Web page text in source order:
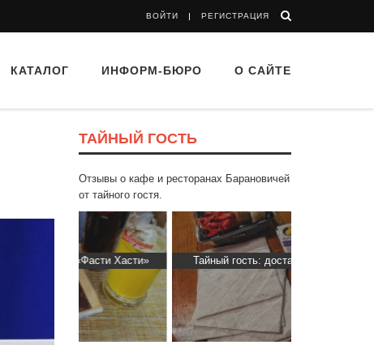
ВОЙТИ РЕГИСТРАЦИЯ
КАТАЛОГ ИНФОРМ-БЮРО О САЙТЕ
ТАЙНЫЙ ГОСТЬ
Отзывы о кафе и ресторанах Барановичей
от тайного гостя.
Тайный гость: доставка Капибара